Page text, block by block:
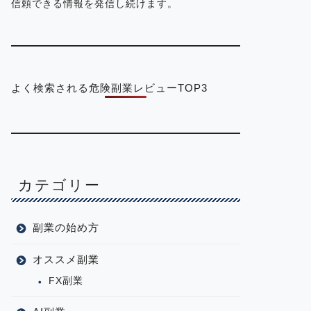
信頼できる情報を発信し続けます。
よく検索される危険副業レビューTOP3
カテゴリー
副業の始め方
オススメ副業
FX副業